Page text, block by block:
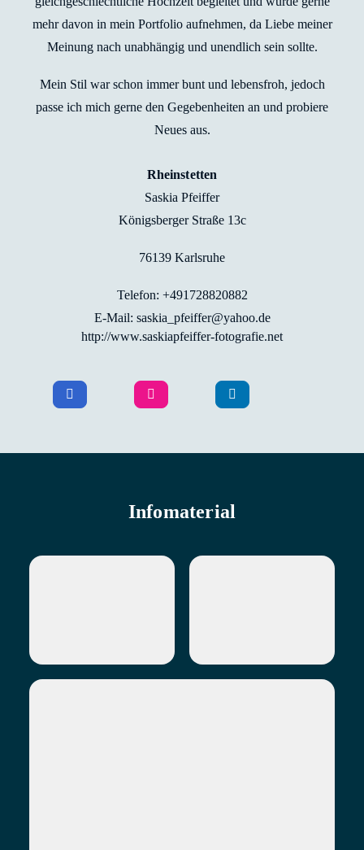
mehr davon in mein Portfolio aufnehmen, da Liebe meiner
Meinung nach unabhängig und unendlich sein sollte.
Mein Stil war schon immer bunt und lebensfroh, jedoch
passe ich mich gerne den Gegebenheiten an und probiere
Neues aus.
Rheinstetten
Saskia Pfeiffer
Königsberger Straße 13c
76139 Karlsruhe
Telefon: +491728820882
E-Mail: saskia_pfeiffer@yahoo.de
http://www.saskiapfeiffer-fotografie.net
Infomaterial